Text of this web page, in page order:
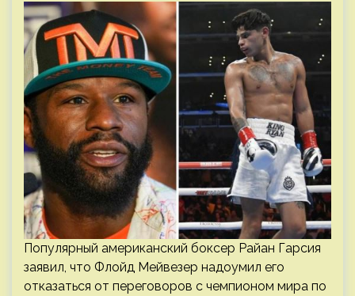
Популярный американский боксер Райан Гарсия
заявил, что Флойд Мейвезер надоумил его
отказаться от переговоров с чемпионом мира по